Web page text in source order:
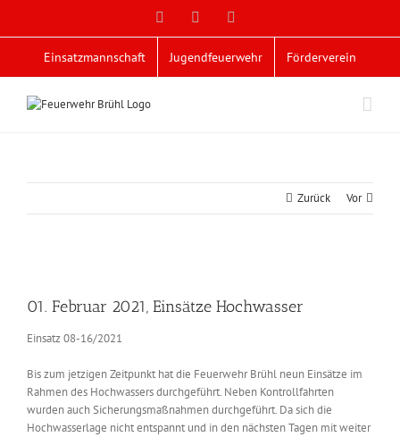
Facebook
Einsatzmannschaft Jugendfeuerwehr Förderverein
Zurück Vor
Bild
01. Februar 2021, Einsätze Hochwasser
Einsatz 08-16/2021
Bis zum jetzigen Zeitpunkt hat die Feuerwehr Brühl neun Einsätze im
Rahmen des Hochwassers durchgeführt. Neben Kontrollfahrten
wurden auch Sicherungsmaßnahmen durchgeführt. Da sich die
Hochwasserlage nicht entspannt und in den nächsten Tagen mit weiter